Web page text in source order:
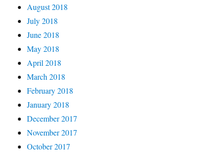
August 2018
July 2018
June 2018
May 2018
April 2018
March 2018
February 2018
January 2018
December 2017
November 2017
October 2017